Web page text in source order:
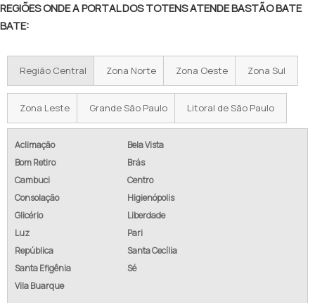
REGIÕES ONDE A PORTAL DOS TOTENS ATENDE BASTÃO BATE
BATE:
Região Central Zona Norte Zona Oeste Zona Sul
Zona Leste Grande São Paulo Litoral de São Paulo
Aclimação
Bela Vista
Bom Retiro
Brás
Cambuci
Centro
Consolação
Higienópolis
Glicério
Liberdade
Luz
Pari
República
Santa Cecília
Santa Efigênia
Sé
Vila Buarque